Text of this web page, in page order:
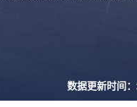
数据更新时间